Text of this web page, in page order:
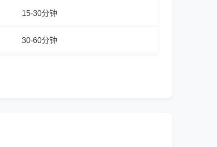
15-30分钟
30-60分钟